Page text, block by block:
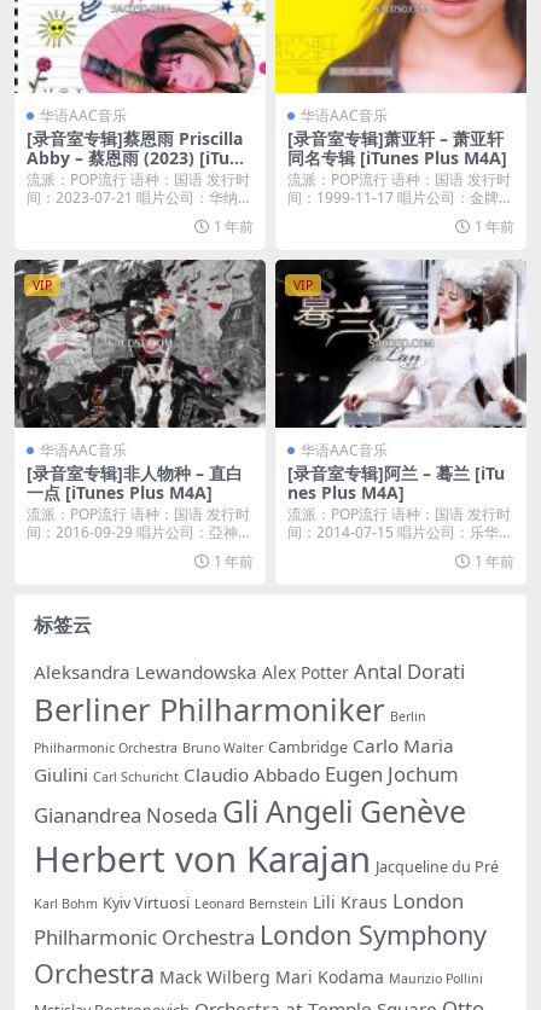
华语AAC音乐
[录音室专辑]蔡恩雨 Priscilla
Abby – 蔡恩雨 (2023) [iTune
s Plus M4A]
流派：POP流行 语种：国语 发行时
间：2023-07-21 唱片公司：华纳唱
1 年前
华语AAC音乐
[录音室专辑]萧亚轩 – 萧亚轩
同名专辑 [iTunes Plus M4A]
流派：POP流行 语种：国语 发行时
间：1999-11-17 唱片公司：金牌大
1 年前
VIP
华语AAC音乐
[录音室专辑]非人物种 – 直白
一点 [iTunes Plus M4A]
流派：POP流行 语种：国语 发行时
间：2016-09-29 唱片公司：亞神唱
1 年前
VIP
华语AAC音乐
[录音室专辑]阿兰 – 蓦兰 [iTu
nes Plus M4A]
流派：POP流行 语种：国语 发行时
间：2014-07-15 唱片公司：乐华圆
1 年前
标签云
Aleksandra Lewandowska Alex Potter Antal Dorati
Berliner Philharmoniker Berlin
Philharmonic Orchestra Bruno Walter Cambridge Carlo Maria
Giulini Carl Schuricht Claudio Abbado Eugen Jochum
Gianandrea Noseda Gli Angeli Genève
Herbert von Karajan Jacqueline du Pré
Karl Bohm Kyiv Virtuosi Leonard Bernstein Lili Kraus London
Philharmonic Orchestra London Symphony
Orchestra Mack Wilberg Mari Kodama Maurizio Pollini